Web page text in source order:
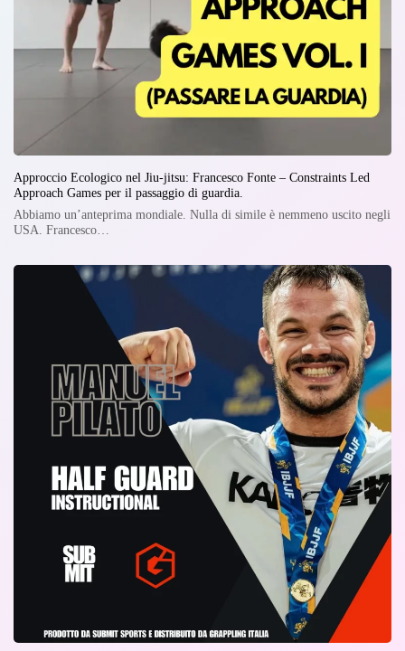
Approccio Ecologico nel Jiu-jitsu: Francesco Fonte – Constraints Led
Approach Games per il passaggio di guardia.
Abbiamo un’anteprima mondiale. Nulla di simile è nemmeno uscito negli
USA. Francesco…